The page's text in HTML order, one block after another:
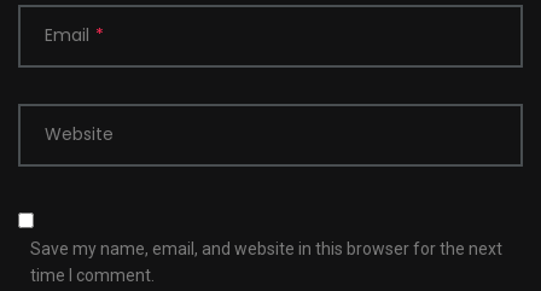
Email *
Website
Save my name, email, and website in this browser for the next
time I comment.